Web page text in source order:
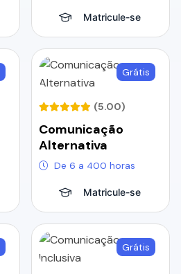
Matricule-se
Grátis
(5.00)
Comunicação
Alternativa
De 6 a 400 horas
Matricule-se
Grátis